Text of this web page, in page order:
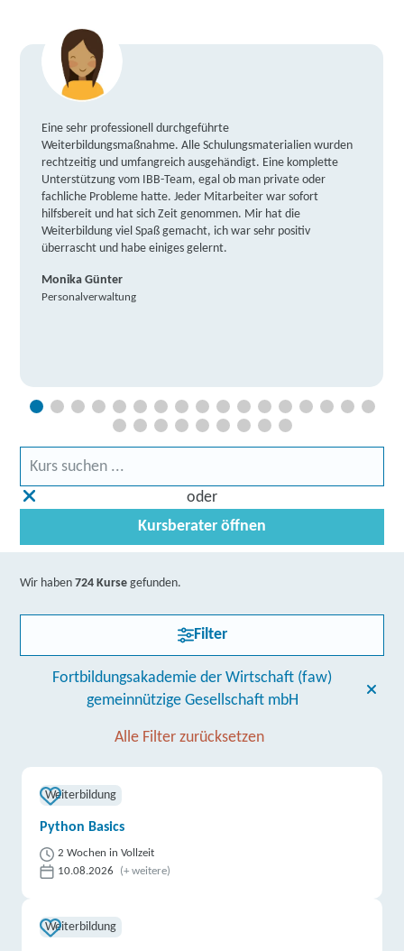
Eine sehr professionell durchgeführte
Weiterbildungsmaßnahme. Alle Schulungsmaterialien wurden
rechtzeitig und umfangreich ausgehändigt. Eine komplette
Unterstützung vom IBB-Team, egal ob man private oder
fachliche Probleme hatte. Jeder Mitarbeiter war sofort
hilfsbereit und hat sich Zeit genommen. Mir hat die
Weiterbildung viel Spaß gemacht, ich war sehr positiv
überrascht und habe einiges gelernt.
Monika Günter
Personalverwaltung
oder
Kursberater öffnen
Wir haben724 Kurse gefunden.
Filter
Fortbildungsakademie der Wirtschaft (faw)
gemeinnützige Gesellschaft mbH
Alle Filter zurücksetzen
Weiterbildung
Python Basics
2 Wochen in Vollzeit
10.08.2026
(+ weitere)
Weiterbildung